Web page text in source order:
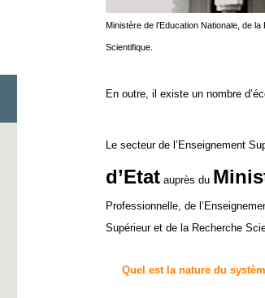
Ministère de l’Education Nationale, de
Scientifique.
En outre, il existe un nombre
Le secteur de l’Enseignement
d’Etatauprès du
Professionnelle, de
Supérieur et de la Recherche
Quel est la nature du